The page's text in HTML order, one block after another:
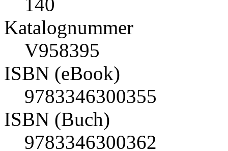
Katalognummer
V958395
ISBN (eBook)
9783346300355
ISBN (Buch)
9783346300362